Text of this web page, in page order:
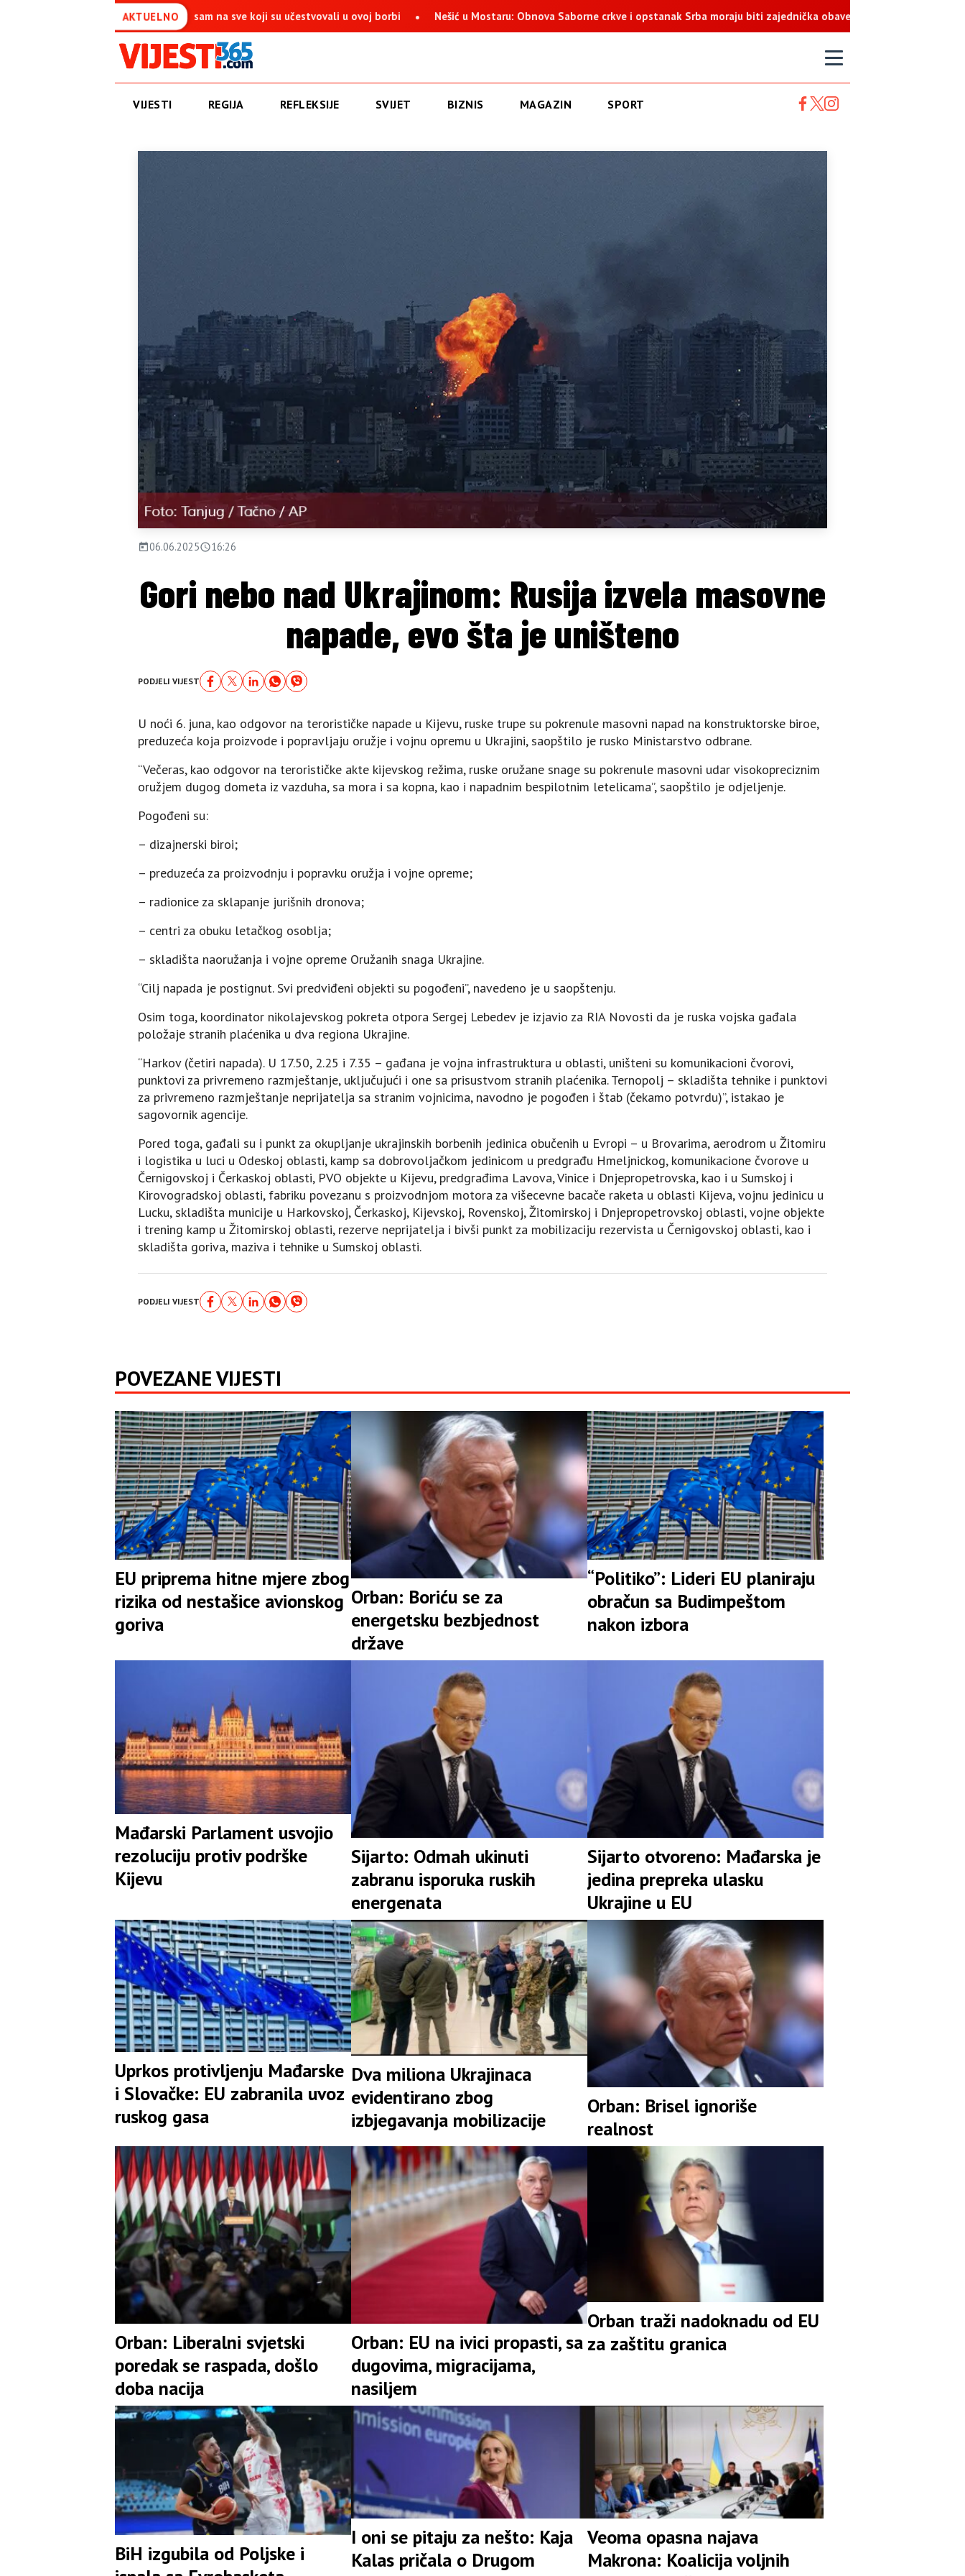
AKTUELNO
simbol pobjede – Ponosan sam na sve koji su učestvovali u ovoj borbi Nešić u Mostaru: Obnova Saborne crkve i opstanak Srba moraju biti zajednička obaveza
VIJESTI REGIJA REFLEKSIJE SVIJET BIZNIS MAGAZIN SPORT
06.06.2025 16:26
Gori nebo nad Ukrajinom: Rusija izvela masovne
napade, evo šta je uništeno
PODJELI VIJEST
U noći 6. juna, kao odgovor na terorističke napade u Kijevu, ruske trupe su pokrenule masovni napad na konstruktorske biroe,
preduzeća koja proizvode i popravljaju oružje i vojnu opremu u Ukrajini, saopštilo je rusko Ministarstvo odbrane.
“Večeras, kao odgovor na terorističke akte kijevskog režima, ruske oružane snage su pokrenule masovni udar visokopreciznim
oružjem dugog dometa iz vazduha, sa mora i sa kopna, kao i napadnim bespilotnim letelicama”, saopštilo je odjeljenje.
Pogođeni su:
– dizajnerski biroi;
– preduzeća za proizvodnju i popravku oružja i vojne opreme;
– radionice za sklapanje jurišnih dronova;
– centri za obuku letačkog osoblja;
– skladišta naoružanja i vojne opreme Oružanih snaga Ukrajine.
“Cilj napada je postignut. Svi predviđeni objekti su pogođeni”, navedeno je u saopštenju.
Osim toga, koordinator nikolajevskog pokreta otpora Sergej Lebedev je izjavio za RIA Novosti da je ruska vojska gađala
položaje stranih plaćenika u dva regiona Ukrajine.
“Harkov (četiri napada). U 17.50, 2.25 i 7.35 – gađana je vojna infrastruktura u oblasti, uništeni su komunikacioni čvorovi,
punktovi za privremeno razmještanje, uključujući i one sa prisustvom stranih plaćenika. Ternopolj – skladišta tehnike i punktovi
za privremeno razmještanje neprijatelja sa stranim vojnicima, navodno je pogođen i štab (čekamo potvrdu)”, istakao je
sagovornik agencije.
Pored toga, gađali su i punkt za okupljanje ukrajinskih borbenih jedinica obučenih u Еvropi – u Brovarima, aerodrom u Žitomiru
i logistika u luci u Odeskoj oblasti, kamp sa dobrovoljačkom jedinicom u predgrađu Hmeljnickog, komunikacione čvorove u
Černigovskoj i Čerkaskoj oblasti, PVO objekte u Kijevu, predgrađima Lavova, Vinice i Dnjepropetrovska, kao i u Sumskoj i
Kirovogradskoj oblasti, fabriku povezanu s proizvodnjom motora za višecevne bacače raketa u oblasti Kijeva, vojnu jedinicu u
Lucku, skladišta municije u Harkovskoj, Čerkaskoj, Kijevskoj, Rovenskoj, Žitomirskoj i Dnjepropetrovskoj oblasti, vojne objekte
i trening kamp u Žitomirskoj oblasti, rezerve neprijatelja i bivši punkt za mobilizaciju rezervista u Černigovskoj oblasti, kao i
skladišta goriva, maziva i tehnike u Sumskoj oblasti.
PODJELI VIJEST
POVEZANE VIJESTI
EU priprema hitne mjere zbog
rizika od nestašice avionskog
goriva
Orban: Boriću se za
energetsku bezbjednost
države
“Politiko”: Lideri EU planiraju
obračun sa Budimpeštom
nakon izbora
Mađarski Parlament usvojio
rezoluciju protiv podrške
Kijevu
Sijarto: Odmah ukinuti
zabranu isporuka ruskih
energenata
Sijarto otvoreno: Mađarska je
jedina prepreka ulasku
Ukrajine u EU
Uprkos protivljenju Mađarske
i Slovačke: EU zabranila uvoz
ruskog gasa
Dva miliona Ukrajinaca
evidentirano zbog
izbjegavanja mobilizacije
Orban: Brisel ignoriše
realnost
Orban: Liberalni svjetski
poredak se raspada, došlo
doba nacija
Orban: EU na ivici propasti, sa
dugovima, migracijama,
nasiljem
Orban traži nadoknadu od EU
za zaštitu granica
BiH izgubila od Poljske i
I oni se pitaju za nešto: Kaja
Kalas pričala o Drugom
Veoma opasna najava
Makrona: Koalicija voljnih